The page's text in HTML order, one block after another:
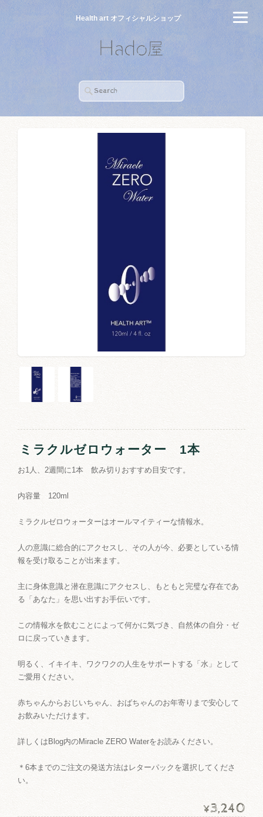
Health art オフィシャルショップ
ミラクルゼロウォーター 1本
お1人、2週間に1本 飲み切りおすすめ目安です。
内容量 120ml
ミラクルゼロウォーターはオールマイティーな情報水。
人の意識に総合的にアクセスし、その人が今、必要としている情
報を受け取ることが出来ます。
主に身体意識と潜在意識にアクセスし、もともと完璧な存在であ
る「あなた」を思い出すお手伝いです。
この情報水を飲むことによって何かに気づき、自然体の自分・ゼ
ロに戻っていきます。
明るく、イキイキ、ワクワクの人生をサポートする「水」として
ご愛用ください。
赤ちゃんからおじいちゃん、おばちゃんのお年寄りまで安心して
お飲みいただけます。
詳しくはBlog内のMiracle ZERO Waterをお読みください。
＊6本までのご注文の発送方法はレターパックを選択してくださ
い。
¥3,240